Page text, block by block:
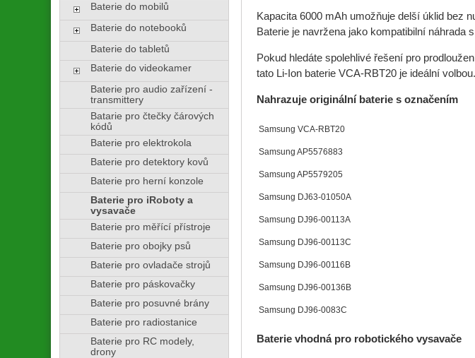
Kapacita 6000 mAh umožňuje delší úklid bez
Baterie je navržena jako kompatibilní náhrada
Pokud hledáte spolehlivé řešení pro
tato Li-Ion baterie VCA-RBT20 je ideální volbou.
Nahrazuje originální baterie s označením
Samsung VCA-RBT20
Samsung AP5576883
Samsung AP5579205
Samsung DJ63-01050A
Samsung DJ96-00113A
Samsung DJ96-00113C
Samsung DJ96-00116B
Samsung DJ96-00136B
Samsung DJ96-0083C
Baterie vhodná pro robotického vysavače
Baterie do mobilů
Baterie do notebooků
Baterie do tabletů
Baterie do videokamer
Baterie pro audio zařízení -
transmittery
Batarie pro čtečky čárových
kódů
Baterie pro elektrokola
Baterie pro detektory kovů
Baterie pro herní konzole
Baterie pro iRoboty a
vysavače
Baterie pro měřící přístroje
Baterie pro obojky psů
Baterie pro ovladače strojů
Baterie pro páskovačky
Baterie pro posuvné brány
Baterie pro radiostanice
Baterie pro RC modely,
drony